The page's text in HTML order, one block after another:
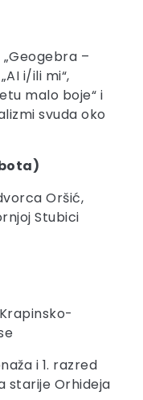
„Geogebra –
i/ili mi“,
malo boje“ i
svuda oko
Oršić,
Stubici
i 1. razred
starije Orhideja